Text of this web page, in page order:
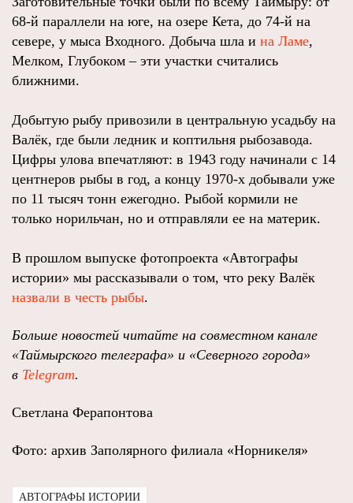
68-й параллели на юге, на озере Кета, до 74-й на
севере, у мыса Входного. Добыча шла и на Ламе,
Мелком, Глубоком – эти участки считались
ближними.
Добытую рыбу привозили в центральную усадьбу на
Валёк, где были ледник и коптильня рыбозавода.
Цифры улова впечатляют: в 1943 году начинали с 14
центнеров рыбы в год, а концу 1970-х добывали уже
по 11 тысяч тонн ежегодно. Рыбой кормили не
только норильчан, но и отправляли ее на материк.
В прошлом выпуске фотопроекта «Автографы
истории» мы рассказывали о том, что реку Валёк
назвали в честь рыбы.
Больше новостей читайте на совместном канале
«Таймырского телеграфа» и «Северного города»
в Telegram.
Светлана Ферапонтова
Фото: архив Заполярного филиала «Норникеля»
АВТОГРАФЫ ИСТОРИИ